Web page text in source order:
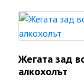
Жегата зад
алкохолът